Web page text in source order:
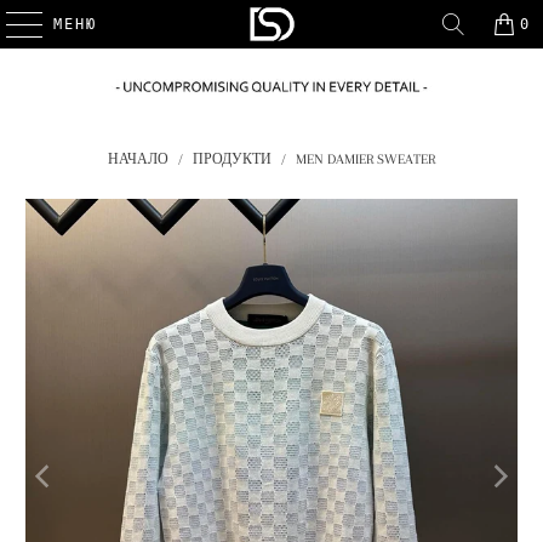
МЕНЮ 0
НАЧАЛО / ПРОДУКТИ / MEN DAMIER SWEATER